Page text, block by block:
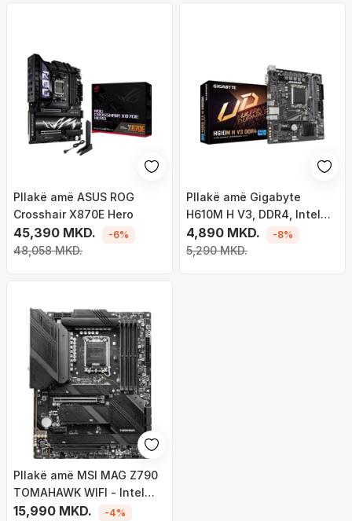
Pllakë amë ASUS ROG
Crosshair X870E Hero
45,390 MKD.
48,058 MKD.
-6%
Pllakë amë Gigabyte
H610M H V3, DDR4, Intel
H610, Socket 1700, 2 slota,
Micro ATX
4,890 MKD.
5,290 MKD.
-8%
Pllakë amë MSI MAG Z790
TOMAHAWK WIFI - Intel
Z790
15,990 MKD. -4%